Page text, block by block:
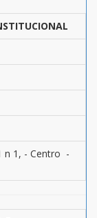
n 1, - Centro -